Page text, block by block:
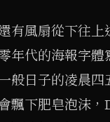
有風扇從下往
年代的海報字體
日子的凌晨四
飄下肥皂泡沫